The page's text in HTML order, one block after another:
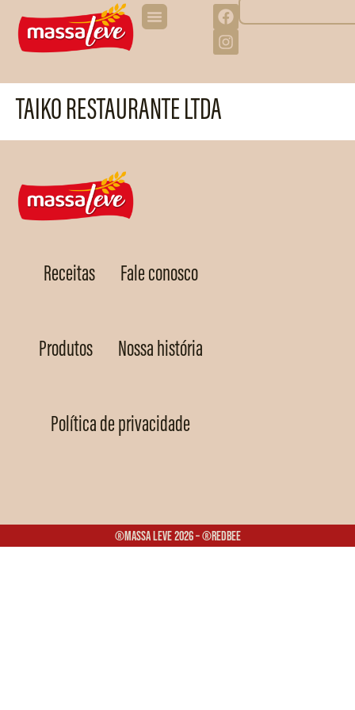
TAIKO RESTAURANTE LTDA
Receitas Fale conosco
Produtos Nossa história
Política de privacidade
®Massa Leve 2026 – ®Redbee